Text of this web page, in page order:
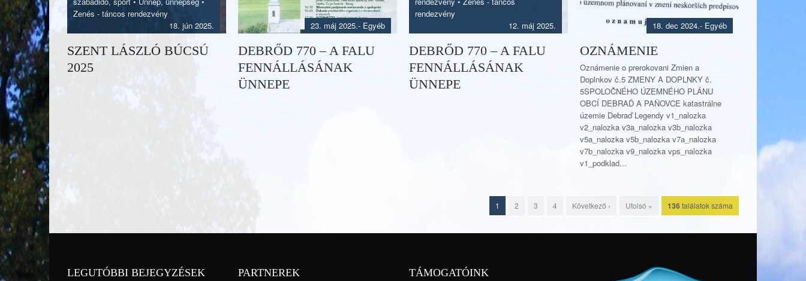
Zenés - táncos rendezvény
18. jún 2025.
SZENT LÁSZLÓ BÚCSÚ
2025
- Egyéb
23. máj 2025.
DEBRŐD 770 – A FALU
FENNÁLLÁSÁNAK
ÜNNEPE
rendezvény
12. máj 2025.
DEBRŐD 770 – A FALU
FENNÁLLÁSÁNAK
ÜNNEPE
- Egyéb
18. dec 2024.
OZNÁMENIE
Oznámenie o prerokovani Zmien a
Doplnkov č.5 ZMENY A DOPLNKY č.
5SPOLOČNÉHO ÚZEMNÉHO PLÁNU
OBCÍ DEBRAĎ A PAŇOVCE katastrálne
územie Debraď Legendy v1_nalozka
v2_nalozka v3a_nalozka v3b_nalozka
v5a_nalozka v5b_nalozka v7a_nalozka
v7b_nalozka v9_nalozka vps_nalozka
v1_podklad...
136 találatok száma
1 2 3 4 Következő › Utolsó »
LEGUTÓBBI BEJEGYZÉSEK PARTNEREK TÁMOGATÓINK